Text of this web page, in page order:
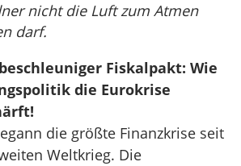
nicht die Luft zum Atmen
darf.
Fiskalpakt: Wie
die Eurokrise
die größte Finanzkrise seit
Weltkrieg. Die